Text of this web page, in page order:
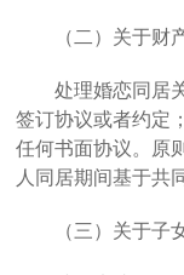
（二）关于财
处理婚恋同居
签订协议或者约定
任何书面协议。原
人同居期间基于共
（三）关于子